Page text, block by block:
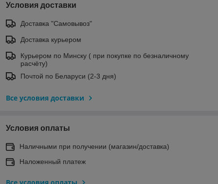
Условия доставки
Доставка "Самовывоз"
Доставка курьером
Курьером по Минску ( при покупке по безналичному
расчёту)
Почтой по Беларуси (2-3 дня)
Все условия доставки
Условия оплаты
Наличными при получении (магазин/доставка)
Наложенный платеж